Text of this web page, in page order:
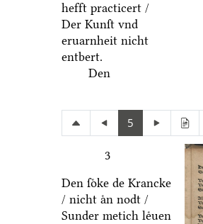
hefft practicert /
Der Kunſt vnd
eruarnheit nicht
entbert.
Den
5
3
Den ſoͤke de Krancke
/ nicht aͤn nodt /
Sunder metich leͤuen